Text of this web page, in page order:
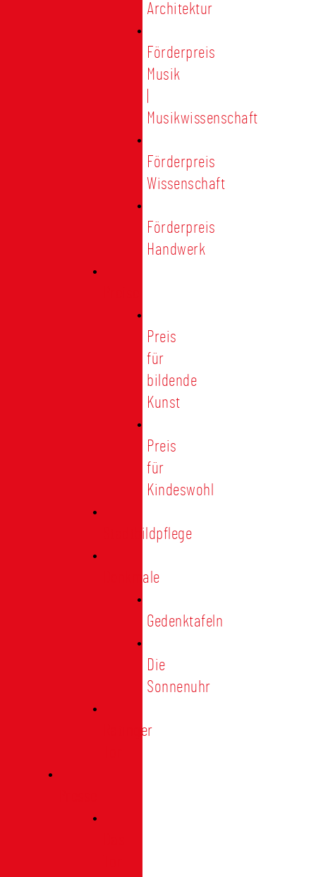
Architektur
Förderpreis
Musik
Musikwissenschaft
Förderpreis
Wissenschaft
Förderpreis
Handwerk
Preis
für
bildende
Kunst
Preis
für
Kindeswohl
Stadtbildpflege
Denkmale
Gedenktafeln
Die
Sonnenuhr
Ratinger